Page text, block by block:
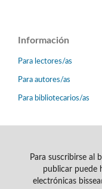
Información
Para lectores/as
Para autores/as
Para bibliotecarios/as
Para suscribirse al
publicar puede
electrónicas